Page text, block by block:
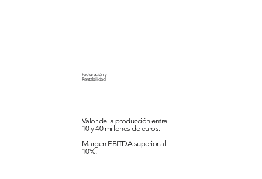
Facturación y
Rentabilidad
Valor de la producción entre
10 y 40 millones de euros.
Margen EBITDA superior al
10%.